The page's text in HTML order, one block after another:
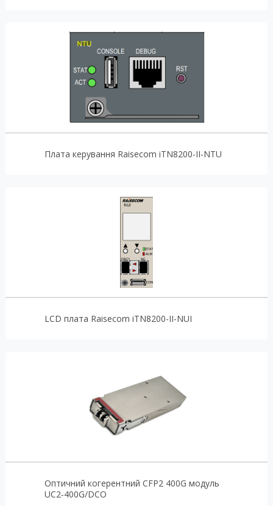
Плата керування Raisecom iTN8200-II-NTU
LCD плата Raisecom iTN8200-II-NUI
Оптичний когерентний CFP2 400G модуль
UC2-400G/DCO